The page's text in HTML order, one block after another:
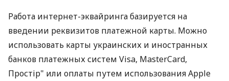
Работа интернет-эквайринга базируется на
введении реквизитов платежной карты. Можно
использовать карты украинских и иностранных
банков платежных систем Visa, MasterCard,
Простір" или оплаты путем использования Apple